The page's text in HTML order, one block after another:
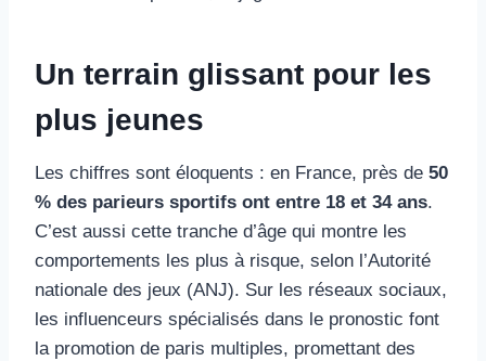
Un terrain glissant pour les
plus jeunes
Les chiffres sont éloquents : en France, près de 50
% des parieurs sportifs ont entre 18 et 34 ans.
C’est aussi cette tranche d’âge qui montre les
comportements les plus à risque, selon l’Autorité
nationale des jeux (ANJ). Sur les réseaux sociaux,
les influenceurs spécialisés dans le pronostic font
la promotion de paris multiples, promettant des